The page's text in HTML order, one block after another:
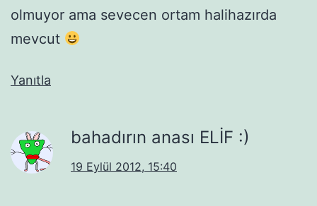
olmuyor ama sevecen ortam halihazırda
mevcut
Yanıtla
bahadırın anası ELİF :)
19 Eylül 2012, 15:40